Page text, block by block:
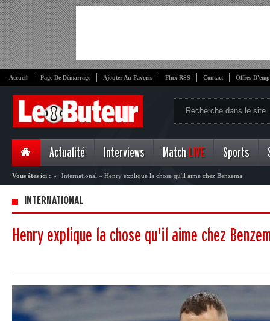
Accueil Page De Démarrage Ajouter Au Favoris Flux RSS Contact Offres
Actualité Interviews Match LIVE Sports
Vous êtes ici : » International » Henry explique la chose qu'il aime chez Benzema
INTERNATIONAL
Henry explique la chose qu'il aime chez